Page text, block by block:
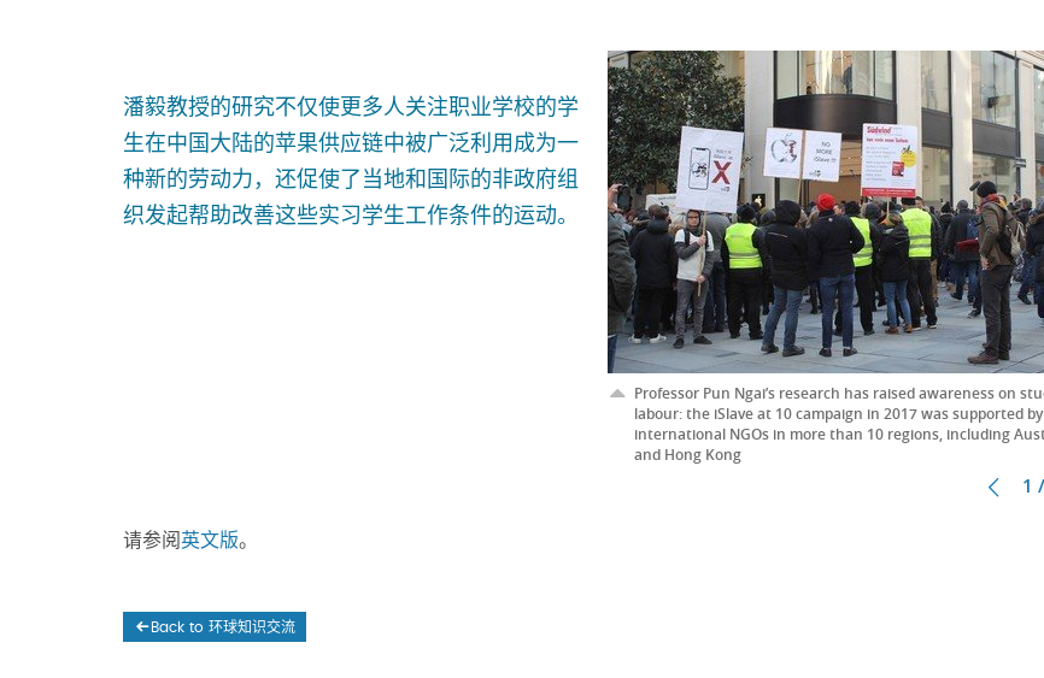
潘毅教授的研究不仅使更多人关注职业学校的学
生在中国大陆的苹果供应链中被广泛利用成为一
种新的劳动力，还促使了当地和国际的非政府组
织发起帮助改善这些实习学生工作条件的运动。
Professor Pun Ngai’s research has raised awareness on
labour: the iSlave at 10 campaign in 2017 was supported by
international NGOs in more than 10 regions, including
and Hong Kong
1
请参阅 英文版。
Back to 环球知识交流